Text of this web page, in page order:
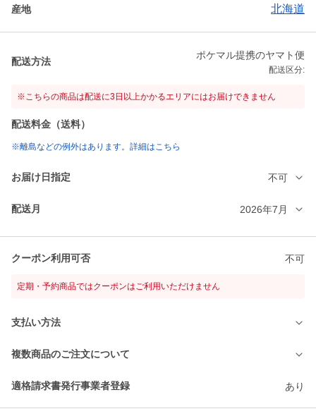
産地 北海道
配送方法
ポケマル提携のヤマト便
配送区分:
※こちらの商品は配送に3日以上かかるエリアにはお届けできません
配送料金（送料）
※離島などの例外はあります。詳細はこちら
お届け日指定 不可
配送月 2026年7月
クーポン利用可否 不可
定期・予約商品ではクーポンはご利用いただけません
支払い方法
複数商品のご注文について
適格請求書発行事業者登録 あり